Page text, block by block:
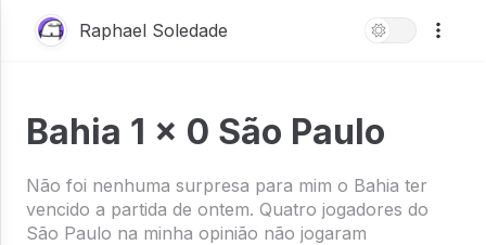
Raphael Soledade
Bahia 1 x 0 São Paulo
Não foi nenhuma surpresa para mim o Bahia ter
vencido a partida de ontem. Quatro jogadores do
São Paulo na minha opinião não jogaram